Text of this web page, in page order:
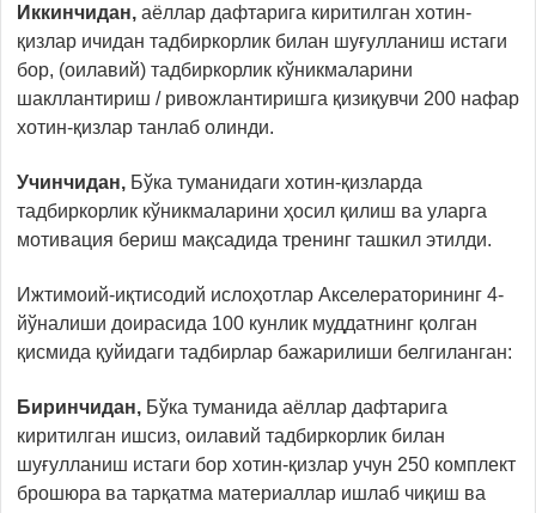
Иккинчидан, аёллар дафтарига киритилган хотин-
қизлар ичидан тадбиркорлик билан шуғулланиш истаги
бор, (оилавий) тадбиркорлик кўникмаларини
шакллантириш / ривожлантиришга қизиқувчи 200 нафар
хотин-қизлар танлаб олинди.
Учинчидан, Бўка туманидаги хотин-қизларда
тадбиркорлик кўникмаларини ҳосил қилиш ва уларга
мотивация бериш мақсадида тренинг ташкил этилди.
Ижтимоий-иқтисодий ислоҳотлар Акселераторининг 4-
йўналиши доирасида 100 кунлик муддатнинг қолган
қисмида қуйидаги тадбирлар бажарилиши белгиланган:
Биринчидан, Бўка туманида аёллар дафтарига
киритилган ишсиз, оилавий тадбиркорлик билан
шуғулланиш истаги бор хотин-қизлар учун 250 комплект
брошюра ва тарқатма материаллар ишлаб чиқиш ва